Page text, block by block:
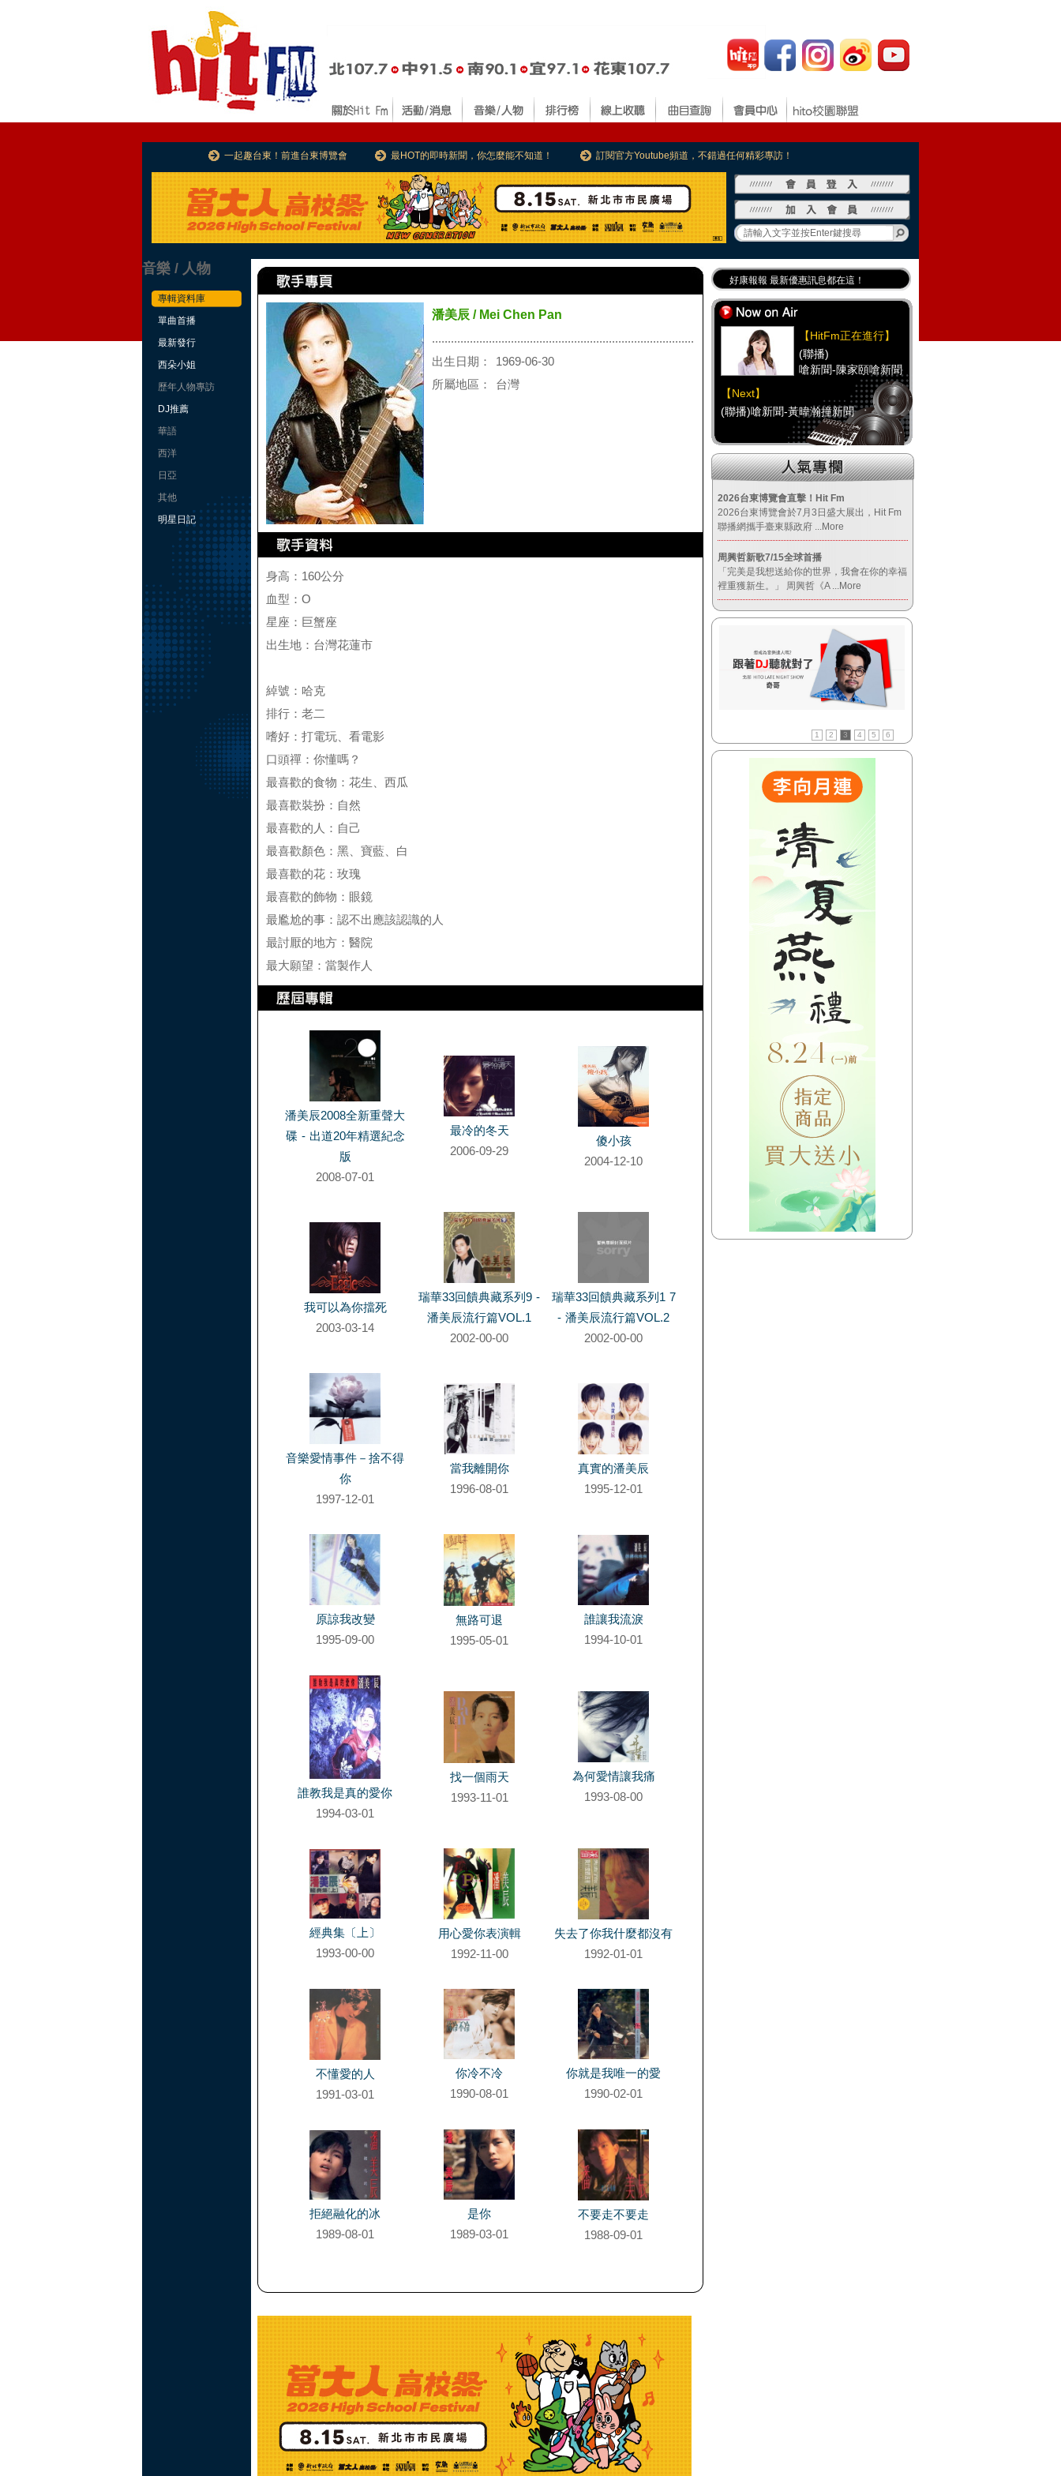
一起趣台東！前進台東博覽會 最HOT的即時新聞，你怎麼能不知道！ 訂閱官方Youtube頻道，不錯過任何精彩專訪！
音樂 / 人物
專輯資料庫
單曲首播
最新發行
西朵小姐
歷年人物專訪
DJ推薦
華語
西洋
日亞
其他
明星日記
潘美辰 / Mei Chen Pan
...................................................................................
出生日期：
1969-06-30
所屬地區：
台灣
身高：160公分
血型：O
星座：巨蟹座
出生地：台灣花蓮市
綽號：哈克
排行：老二
嗜好：打電玩、看電影
口頭禪：你懂嗎？
最喜歡的食物：花生、西瓜
最喜歡裝扮：自然
最喜歡的人：自己
最喜歡顏色：黑、寶藍、白
最喜歡的花：玫瑰
最喜歡的飾物：眼鏡
最尷尬的事：認不出應該認識的人
最討厭的地方：醫院
最大願望：當製作人
潘美辰2008全新重聲大
碟 - 出道20年精選紀念
版
2008-07-01
最冷的冬天
2006-09-29
傻小孩
2004-12-10
我可以為你擋死
2003-03-14
瑞華33回饋典藏系列9 -
潘美辰流行篇VOL.1
2002-00-00
瑞華33回饋典藏系列1 7
- 潘美辰流行篇VOL.2
2002-00-00
音樂愛情事件－捨不得
你
1997-12-01
當我離開你
1996-08-01
真實的潘美辰
1995-12-01
原諒我改變
1995-09-00
無路可退
1995-05-01
誰讓我流淚
1994-10-01
誰教我是真的愛你
1994-03-01
找一個雨天
1993-11-01
為何愛情讓我痛
1993-08-00
經典集〔上〕
1993-00-00
用心愛你表演輯
1992-11-00
失去了你我什麼都沒有
1992-01-01
不懂愛的人
1991-03-01
你冷不冷
1990-08-01
你就是我唯一的愛
1990-02-01
拒絕融化的冰
1989-08-01
是你
1989-03-01
不要走不要走
1988-09-01
好康報報 最新優惠訊息都在這！
Hit Fm的【IG】新鮮又好玩快加入！
Hit Fm【FB臉書粉絲團】等你加入！
最專業《DJ推薦》好音樂千萬別錯過！
【HitFm正在進行】
(聯播)
嗆新聞-陳家頤嗆新聞
【Next】
(聯播)嗆新聞-黃暐瀚撞新聞
【HitFm正在進行】
(聯播)
嗆新聞-陳家頤嗆新聞
【Next】
(聯播)嗆新聞-黃暐瀚撞新聞
【HitFm正在進行】
(聯播)
嗆新聞-陳家頤嗆新聞
(聯播)嗆新聞-黃暐瀚撞新聞
【HitFm正在進行】
(聯播)
嗆新聞-陳家頤嗆新聞
(聯播)嗆新聞-黃暐瀚撞新聞
【HitFm正在進行】
(聯播)
嗆新聞-陳家頤嗆新聞
(聯播)嗆新聞-黃暐瀚撞新聞
2026台東博覽會直擊！Hit Fm
2026台東博覽會於7月3日盛大展出，Hit Fm
聯播網攜手臺東縣政府 ...More
周興哲新歌7/15全球首播
「完美是我想送給你的世界，我會在你的幸福
裡重獲新生。」 周興哲《A ...More
1 2 3 4 5 6